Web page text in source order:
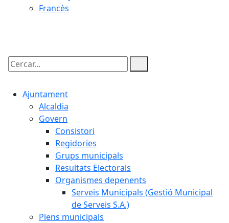
Francès
Cercar:
Ajuntament
Alcaldia
Govern
Consistori
Regidories
Grups municipals
Resultats Electorals
Organismes depenents
Serveis Municipals (Gestió Municipal
de Serveis S.A.)
Plens municipals